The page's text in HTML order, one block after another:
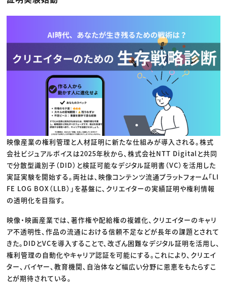
業界解説・キャリア事情
お役立ち基礎知識
映像クリエイター
マーケッター
C＆R Magazine
映像
広告
出版
CREATIVE VILLAGEからのお知らせ
プロフェッショナル×つながる×メディア
映像産業の権利管理と人材証明に新たな仕組みが導入される。株式
会社ビジュアルボイスは2025年秋から、株式会社NTT Digitalと共同
で分散型識別子（DID）と検証可能なデジタル証明書（VC）を活用した
実証実験を開始する。両社は、映像コンテンツ流通プラットフォーム「LI
FE LOG BOX（LLB）」を基盤に、クリエイターの実績証明や権利情報
の透明化を目指す。
映像・映画産業では、著作権や配給権の複雑化、クリエイターのキャリ
ア不透明性、作品の流通における信頼不足などが長年の課題とされて
きた。DIDとVCを導入することで、改ざん困難なデジタル証明を活用し、
権利管理の自動化やキャリア認証を可能にする。これにより、クリエイ
ター、バイヤー、教育機関、自治体など幅広い分野に恩恵をもたらすこ
とが期待されている。